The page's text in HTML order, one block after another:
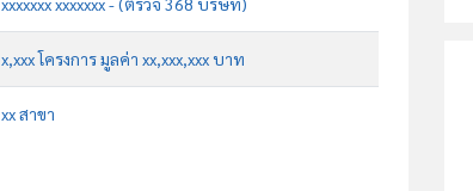
x,xxx โครงการ มูลค่า xx,xxx,xxx บาท
xx สาขา